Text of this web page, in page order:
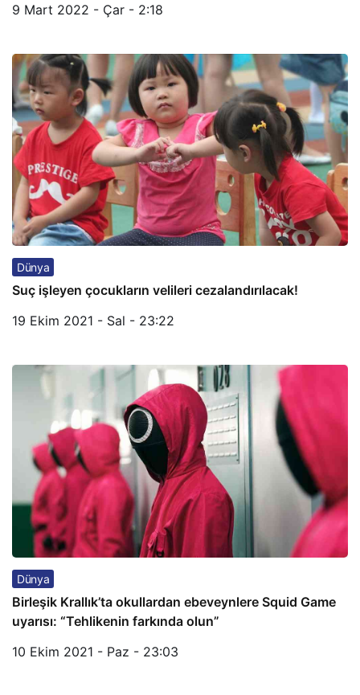
9 Mart 2022 - Çar - 2:18
Dünya
Suç işleyen çocukların velileri cezalandırılacak!
19 Ekim 2021 - Sal - 23:22
Dünya
Birleşik Krallık’ta okullardan ebeveynlere Squid Game
uyarısı: “Tehlikenin farkında olun”
10 Ekim 2021 - Paz - 23:03